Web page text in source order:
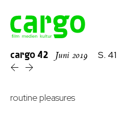
cargo42 Juni 2019 S. 41
routine pleasures